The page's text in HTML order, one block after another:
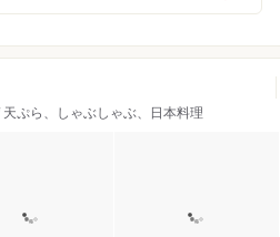
天ぷら、しゃぶしゃぶ、日本料理